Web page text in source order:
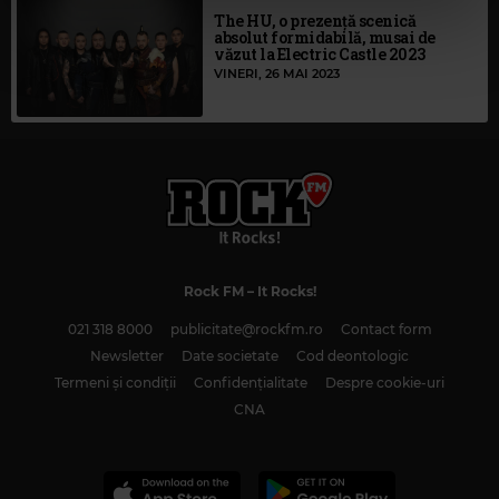
cu utilizarea modulelor noastre cookie.The HU, o prezență scenică
absolut formidabilă, musai de
văzut la Electric Castle 2023
VINERI, 26 MAI 2023
Rock FM– It Rocks!
021 318 8000 publicitate@rockfm.ro
Contact form
Newsletter
Date societate
Cod deontologic
Termeni și condiții
Confidențialitate
Despre cookie-uri
CNA